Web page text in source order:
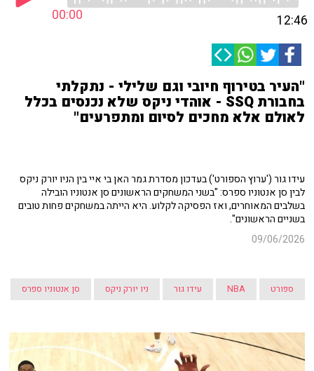
00:00 12:46
"העיר בטירוף חיובי וגם שלילי - נתקלתי
בחבורת SSQ - אוהדי ניקס שלא נכנסים בכלל
לאולם אלא מחכים לסיום ומתפרעים"
עידו גור ('ערוץ הספורט') בעדכון מסדרת גמר האן בי איי בין הניו יורק ניקס
לבין סן אנטוניו ספרס: "בשני המשחקים הראשונים סן אנטוניו הובילה
בשלבים המאוחרים, ואז הפסיקה לקלוע. היא הייתה במשחקים פחות טובים
בשניים הראשונים".
09/06/2026
ספורט NBA עידו גור ניו יורק ניקס סן אנטוניו ספרס